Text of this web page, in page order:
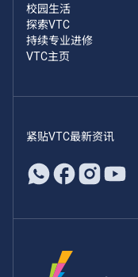
校园生活
探索VTC
持续专业进修
VTC主页
紧贴VTC最新资讯